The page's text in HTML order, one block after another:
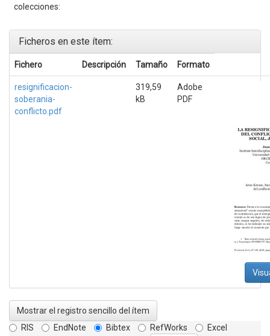
colecciones:
Ficheros en este ítem:
Fichero Descripción Tamaño Formato
resignificacion-
soberania-
conflicto.pdf
319,59
kB
Adobe
PDF
Mostrar el registro sencillo del ítem
RIS
EndNote Bibtex RefWorks
Excel